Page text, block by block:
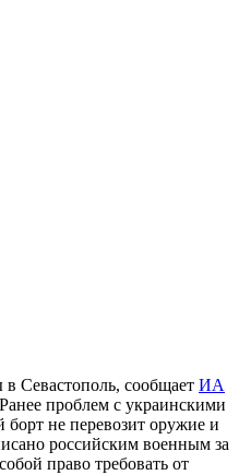
Севастополь, сообщает ИА
проблем с украинскими
не перевозит оружие и
российским военным за
право требовать от